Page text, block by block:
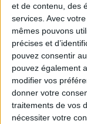
et de contenu, des
services. Avec
mêmes pouvons
précises et
pouvez consentir
pouvez également
modifier vos
donner votre
traitements de vos
nécessiter votre